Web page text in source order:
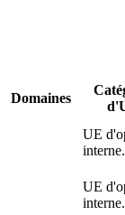
Domaines
UE
interne.
UE
interne.